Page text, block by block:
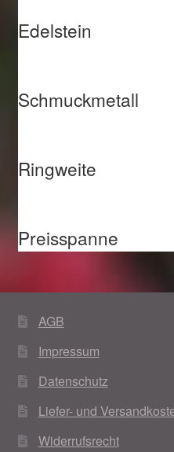
Edelstein
Schmuckmetall
Ringweite
Preisspanne
AGB
Impressum
Datenschutz
Liefer- und
Widerrufsrecht